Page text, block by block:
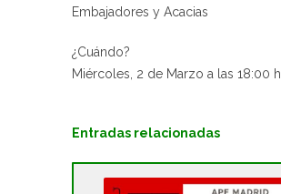
Embajadores y Acacias
¿Cuándo?
Miércoles, 2 de Marzo a las 18:00 h
Entradas relacionadas